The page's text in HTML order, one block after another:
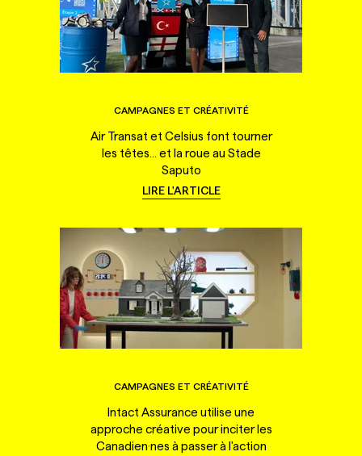
CAMPAGNES ET CRÉATIVITÉ
Air Transat et Celsius font tourner
les têtes... et la roue au Stade
Saputo
LIRE L'ARTICLE
CAMPAGNES ET CRÉATIVITÉ
Intact Assurance utilise une
approche créative pour inciter les
Canadien·nes à passer à l'action